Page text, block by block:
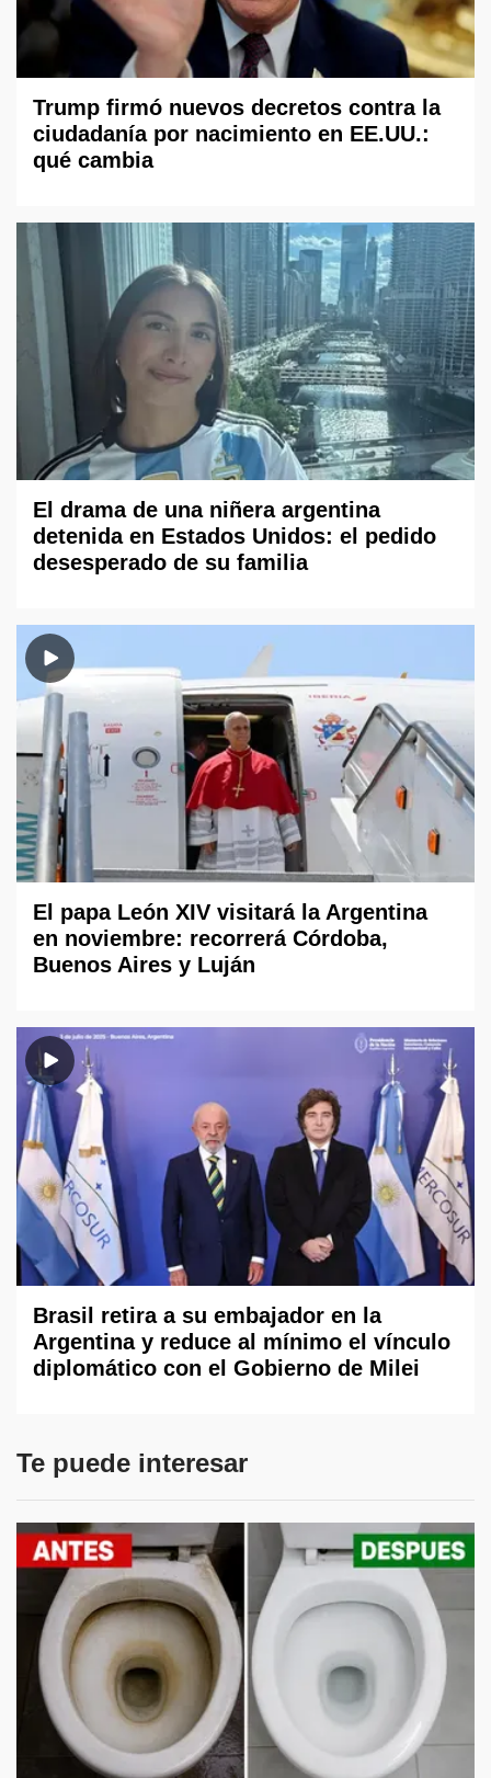
Trump firmó nuevos decretos contra la
ciudadanía por nacimiento en EE.UU.:
qué cambia
El drama de una niñera argentina
detenida en Estados Unidos: el pedido
desesperado de su familia
El papa León XIV visitará la Argentina
en noviembre: recorrerá Córdoba,
Buenos Aires y Luján
Brasil retira a su embajador en la
Argentina y reduce al mínimo el vínculo
diplomático con el Gobierno de Milei
Te puede interesar